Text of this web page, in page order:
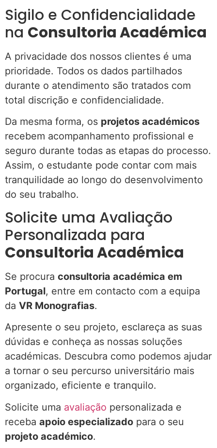
Sigilo e Confidencialidade
na Consultoria Académica
A privacidade dos nossos clientes é uma
prioridade. Todos os dados partilhados
durante o atendimento são tratados com
total discrição e confidencialidade.
Da mesma forma, os projetos académicos
recebem acompanhamento profissional e
seguro durante todas as etapas do processo.
Assim, o estudante pode contar com mais
tranquilidade ao longo do desenvolvimento
do seu trabalho.
Solicite uma Avaliação
Personalizada para
Consultoria Académica
Se procura consultoria académica em
Portugal, entre em contacto com a equipa
da VR Monografias.
Apresente o seu projeto, esclareça as suas
dúvidas e conheça as nossas soluções
académicas. Descubra como podemos ajudar
a tornar o seu percurso universitário mais
organizado, eficiente e tranquilo.
Solicite uma avaliação personalizada e
receba apoio especializado para o seu
projeto académico.